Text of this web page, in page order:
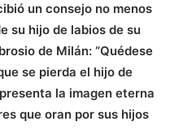
un consejo no menos
su hijo de labios de su
de Milán: “Quédese
se pierda el hijo de
la imagen eterna
que oran por sus hijos